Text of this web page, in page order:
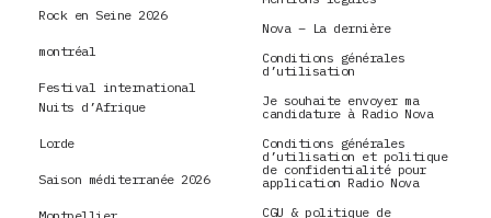
Rock en Seine 2026
montréal
Festival international
Nuits d’Afrique
Lorde
Saison méditerranée 2026
Nova – La dernière
Conditions générales
d’utilisation
Je souhaite envoyer ma
candidature à Radio Nova
Conditions générales
d’utilisation et politique
de confidentialité pour
application Radio Nova
CGU & politique de